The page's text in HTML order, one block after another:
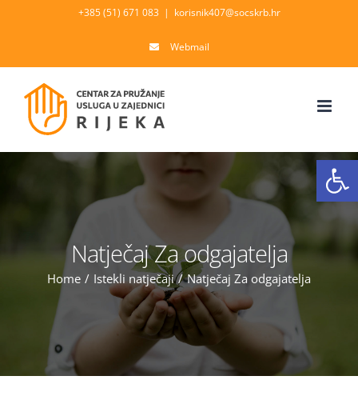
+385 (51) 671 083 | korisnik407@socskrb.hr
Webmail
Natječaj Za odgajatelja
Home / Istekli natječaji / Natječaj Za odgajatelja